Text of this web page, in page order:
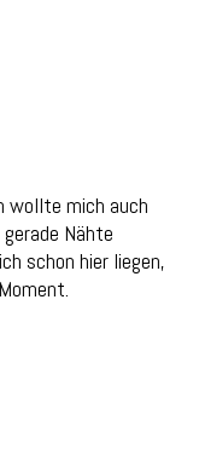
wollte mich auch
Nähte
schon hier liegen,